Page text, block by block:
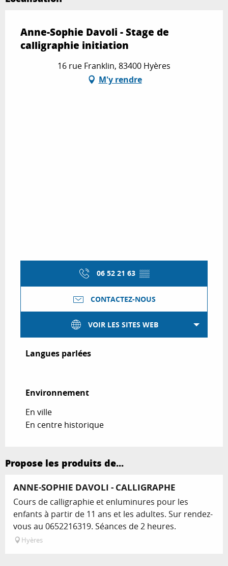
Anne-Sophie Davoli - Stage de
calligraphie initiation
16 rue Franklin, 83400 Hyères
M'y rendre
06 52 21 63 ▒▒
CONTACTEZ-NOUS
VOIR LES SITES WEB
Langues parlées
Langues parlées
Environnement
Environnement
En ville
En centre historique
Propose les produits de...
ANNE-SOPHIE DAVOLI - CALLIGRAPHE
Cours de calligraphie et enluminures pour les
enfants à partir de 11 ans et les adultes. Sur rendez-
vous au 0652216319. Séances de 2 heures.
Hyères